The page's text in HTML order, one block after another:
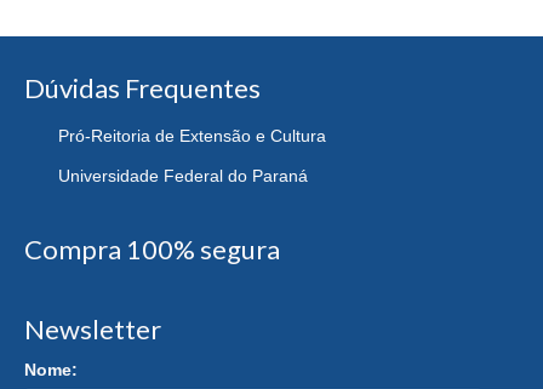
Dúvidas Frequentes
Pró-Reitoria de Extensão e Cultura
Universidade Federal do Paraná
Compra 100% segura
Newsletter
Nome: